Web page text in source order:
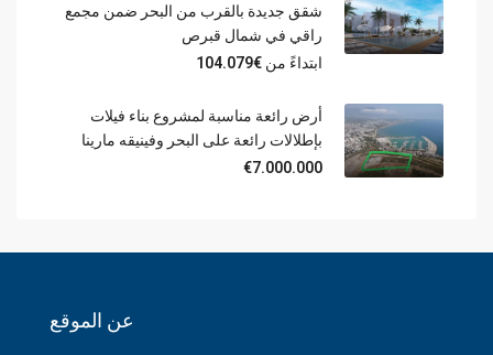
شقق جديدة بالقرب من البحر ضمن مجمع
راقي في شمال قبرص
ابتداءً من €104.079
أرض رائعة مناسبة لمشروع بناء فيلات
بإطلالات رائعة على البحر وفينيقه مارينا
€7.000.000
عن الموقع